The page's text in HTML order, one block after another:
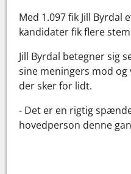
Med 1.097 fik Jill Byrdal
kandidater fik flere
Jill Byrdal betegner sig
sine meningers mod og
der sker for lidt.
- Det er en rigtig
hovedperson denne